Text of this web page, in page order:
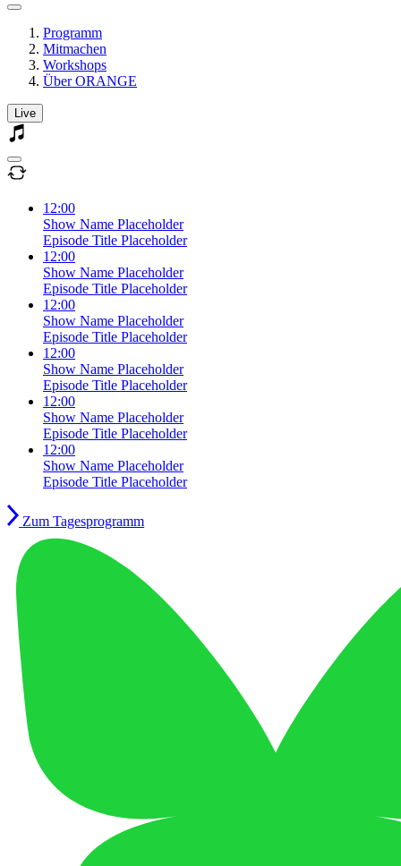
Programm
Mitmachen
Workshops
Über ORANGE
Live
12:00
Show Name Placeholder
Episode Title Placeholder
12:00
Show Name Placeholder
Episode Title Placeholder
12:00
Show Name Placeholder
Episode Title Placeholder
12:00
Show Name Placeholder
Episode Title Placeholder
12:00
Show Name Placeholder
Episode Title Placeholder
12:00
Show Name Placeholder
Episode Title Placeholder
Zum Tagesprogramm